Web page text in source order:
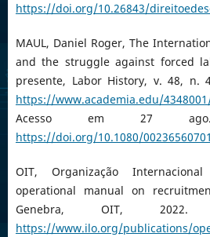
https://doi.org/10.26843/
MAUL, Daniel Roger, The
and the struggle against forced
presente, Labor History, v. 48, n.
https://www.academia.edu/
Acesso em 27
https://doi.org/10.1080/
OIT, Organização
operational manual on
Genebra, OIT, 2022.
https://www.ilo.org/publications/